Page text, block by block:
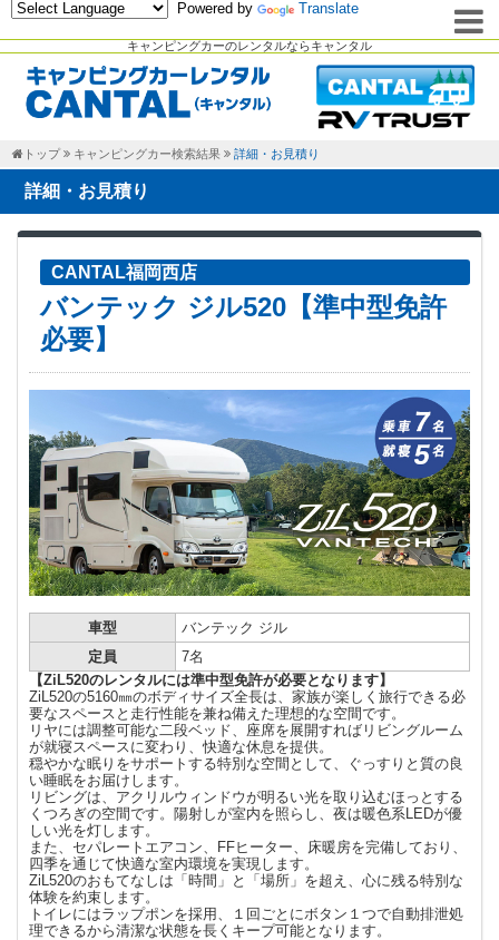
キャンピングカーのレンタルならキャンタル
Powered by Translate
トップ キャンピングカー検索結果 詳細・お見積り
詳細・お見積り
CANTAL福岡西店
バンテック ジル520【準中型免許
必要】
車型
バンテック ジル
定員
7名
【ZiL520のレンタルには準中型免許が必要となります】
ZiL520の5160㎜のボディサイズ全長は、家族が楽しく旅行できる必
要なスペースと走行性能を兼ね備えた理想的な空間です。
リヤには調整可能な二段ベッド、座席を展開すればリビングルーム
が就寝スペースに変わり、快適な休息を提供。
穏やかな眠りをサポートする特別な空間として、ぐっすりと質の良
い睡眠をお届けします。
リビングは、アクリルウィンドウが明るい光を取り込むほっとする
くつろぎの空間です。陽射しが室内を照らし、夜は暖色系LEDが優
しい光を灯します。
また、セパレートエアコン、FFヒーター、床暖房を完備しており、
四季を通じて快適な室内環境を実現します。
ZiL520のおもてなしは「時間」と「場所」を超え、心に残る特別な
体験を約束します。
トイレにはラップポンを採用、１回ごとにボタン１つで自動排泄処
理できるから清潔な状態を長くキープ可能となります。